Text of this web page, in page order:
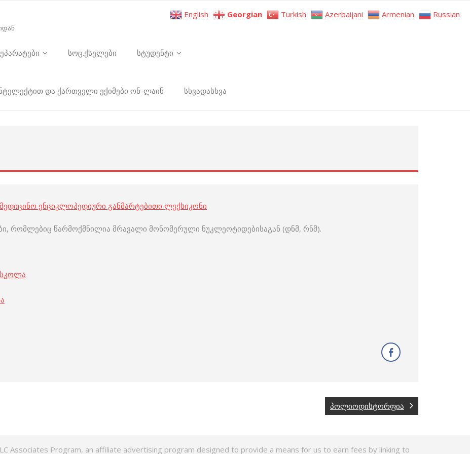
სოც.ქსელები სტუდენტი
და ქართველი ექიმები ონ-ლაინ სხვადასხვა
ენციკლოპედიური განმარტებითი ლექსიკონი
რომლებიც წარმოქმნილია მრავალი მონომერული ნუკლეოტიდებისაგან (დნმ, რნმ).
პოლიოდისტორფია
Associates Program, an affiliate advertising program designed to provide a means for us to earn fees by linking to
English Georgian Turkish Azerbaijani Armenian Russian